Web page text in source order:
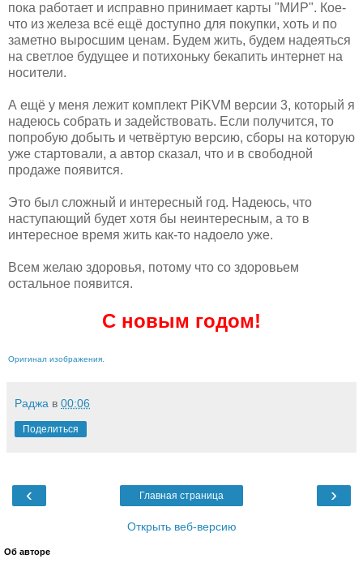
пока работает и исправно принимает карты "МИР". Кое-
что из железа всё ещё доступно для покупки, хоть и по
заметно выросшим ценам. Будем жить, будем надеяться
на светлое будущее и потихоньку бекапить интернет на
носители.
А ещё у меня лежит комплект PiKVM версии 3, который я
надеюсь собрать и задействовать. Если получится, то
попробую добыть и четвёртую версию, сборы на которую
уже стартовали, а автор сказал, что и в свободной
продаже появится.
Это был сложный и интересный год. Надеюсь, что
наступающий будет хотя бы неинтересным, а то в
интересное время жить как-то надоело уже.
Всем желаю здоровья, потому что со здоровьем
остальное появится.
С новым годом!
Оригинал изображения.
Раджа в 00:06
Поделиться
‹ ›
Главная страница
Открыть веб-версию
Об авторе